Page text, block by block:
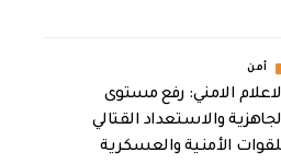
أمن
الامني: رفع مستوى
والاستعداد القتالي
الأمنية والعسكرية